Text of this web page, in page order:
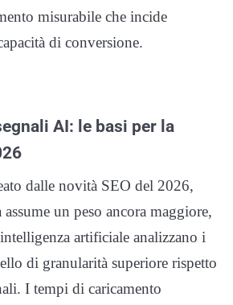
misurabile che incide
di conversione.
AI: le basi per la
dalle novità SEO del 2026,
assume un peso ancora maggiore,
artificiale analizzano i
di granularità superiore rispetto
I tempi di caricamento